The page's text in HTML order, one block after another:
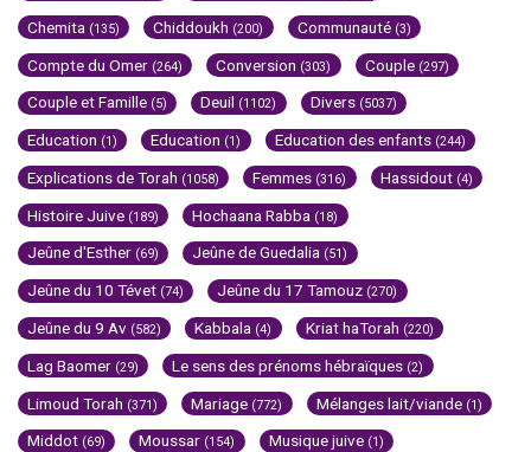
Chemita (135) Chiddoukh (200) Communauté (3)
Compte du Omer (264) Conversion (303) Couple (297)
Couple et Famille (5) Deuil (1102) Divers (5037)
Education (1) Education (1) Education des enfants (244)
Explications de Torah (1058) Femmes (316) Hassidout (4)
Histoire Juive (189) Hochaana Rabba (18)
Jeûne d'Esther (69) Jeûne de Guedalia (51)
Jeûne du 10 Tévet (74) Jeûne du 17 Tamouz (270)
Jeûne du 9 Av (582) Kabbala (4) Kriat haTorah (220)
Lag Baomer (29) Le sens des prénoms hébraïques (2)
Limoud Torah (371) Mariage (772) Mélanges lait/viande (1)
Middot (69) Moussar (154) Musique juive (1)